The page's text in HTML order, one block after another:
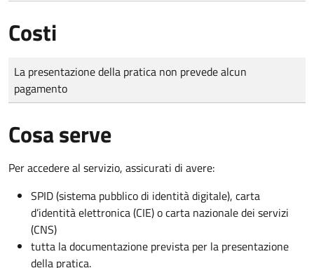
Costi
Tipo di pagamento
Importo
La presentazione della pratica non prevede alcun
pagamento
Cosa serve
Per accedere al servizio, assicurati di avere:
SPID (sistema pubblico di identità digitale), carta
d’identità elettronica (CIE) o carta nazionale dei servizi
(CNS)
tutta la documentazione prevista per la presentazione
della pratica.